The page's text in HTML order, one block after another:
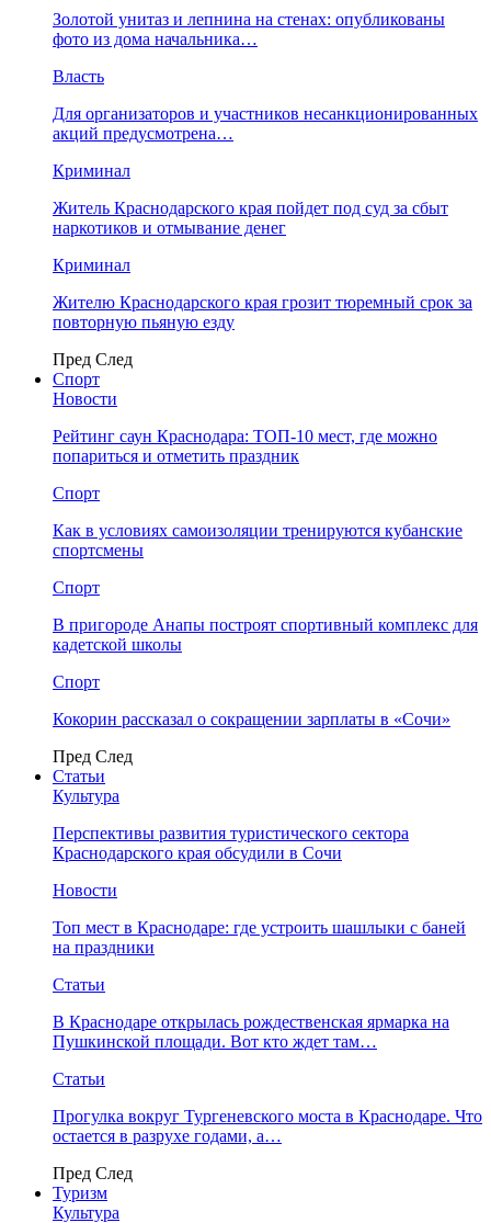
​Золотой унитаз и лепнина на стенах: опубликованы
фото из дома начальника…
Власть
Для организаторов и участников несанкционированных
акций предусмотрена…
Криминал
Житель Краснодарского края пойдет под суд за сбыт
наркотиков и отмывание денег
Криминал
Жителю Краснодарского края грозит тюремный срок за
повторную пьяную езду
Пред След
Спорт
Новости
Рейтинг саун Краснодара: ТОП-10 мест, где можно
попариться и отметить праздник
Спорт
Как в условиях самоизоляции тренируются кубанские
спортсмены
Спорт
В пригороде Анапы построят спортивный комплекс для
кадетской школы
Спорт
Кокорин рассказал о сокращении зарплаты в «Сочи»
Пред След
Статьи
Культура
Перспективы развития туристического сектора
Краснодарского края обсудили в Сочи
Новости
Топ мест в Краснодаре: где устроить шашлыки с баней
на праздники
Статьи
В Краснодаре открылась рождественская ярмарка на
Пушкинской площади. Вот кто ждет там…
Статьи
Прогулка вокруг Тургеневского моста в Краснодаре. Что
остается в разрухе годами, а…
Пред След
Туризм
Культура